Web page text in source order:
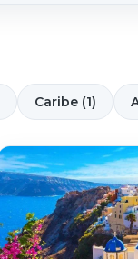
Caribe (1)